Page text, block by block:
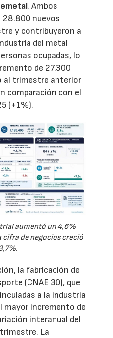
. Ambos
28.800 nuevos
y contribuyeron a
del metal
ocupadas, lo
de 27.300
al trimestre anterior
comparación con el
(+1%).
aumentó un 4,6%
cifra de negocios creció
la fabricación de
(CNAE 30), que
a la industria
mayor incremento de
interanual del
La